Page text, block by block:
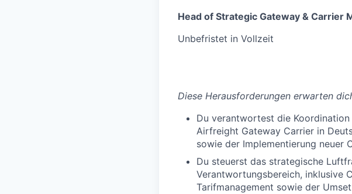
Head of Strategic Gateway & Carrier
Unbefristet in Vollzeit
Diese Herausforderungen erwarten
Du verantwortest die Koordination
Airfreight Gateway Carrier in
sowie der Implementierung neuer
Du steuerst das strategische
Verantwortungsbereich, inklusive
Tarifmanagement sowie der